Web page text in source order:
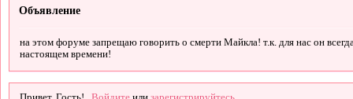
Объявление
на этом форуме запрещаю говорить о смерти Майкла! т.к. для нас он
настоящем времени!